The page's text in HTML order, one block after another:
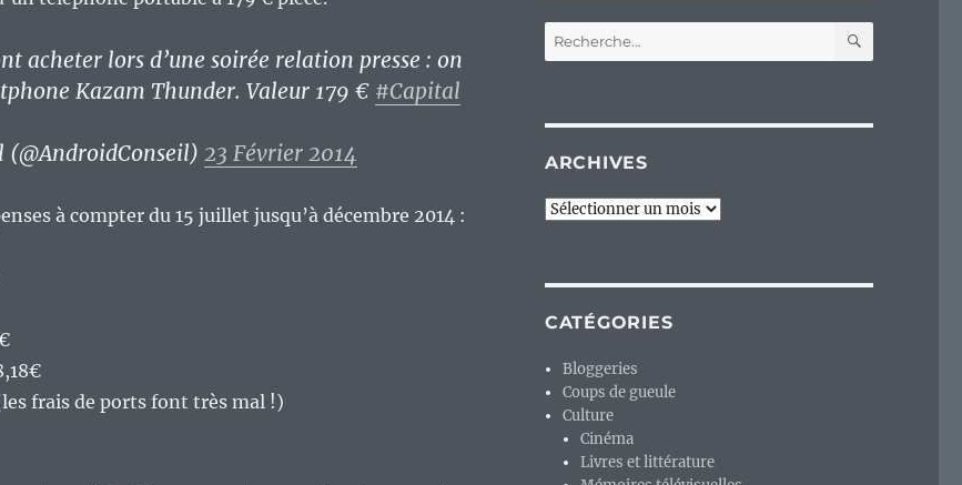
acheter lors d’une soirée relation presse : on
Kazam Thunder. Valeur 179 € #Capital
23 Février 2014
à compter du 15 juillet jusqu’à décembre 2014 :
frais de ports font très mal !)
Recherche
pour :
ARCHIVES
Archives
CATÉGORIES
Bloggeries
Coups de gueule
Culture
Cinéma
Livres et littérature